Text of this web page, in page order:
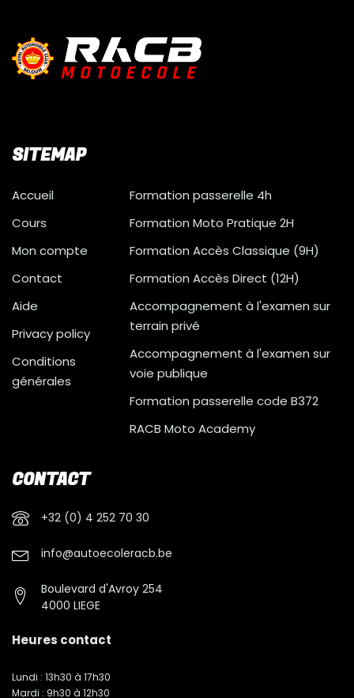
SITEMAP
Accueil
Cours
Mon compte
Contact
Aide
Privacy policy
Conditions
générales
Formation passerelle 4h
Formation Moto Pratique 2H
Formation Accès Classique (9H)
Formation Accès Direct (12H)
Accompagnement à l'examen sur
terrain privé
Accompagnement à l'examen sur
voie publique
Formation passerelle code B372
RACB Moto Academy
CONTACT
+32 (0) 4 252 70 30
info@autoecoleracb.be
Boulevard d'Avroy 254
4000 LIEGE
Heures contact
Lundi : 13h30 à 17h30
Mardi : 9h30 à 12h30